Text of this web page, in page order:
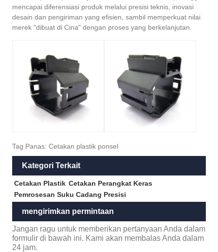
mencapai diferensiasi produk melalui presisi teknis, inovasi
desain dan pengiriman yang efisien, sambil memperkuat nilai
merek "dibuat di Cina" dengan proses yang berkelanjutan.
Tag Panas: Cetakan plastik ponsel
Kategori Terkait
Cetakan Plastik Cetakan Perangkat Keras
Pemrosesan Suku Cadang Presisi
mengirimkan permintaan
Jangan ragu untuk memberikan pertanyaan Anda dalam
formulir di bawah ini. Kami akan membalas Anda dalam
24 jam.